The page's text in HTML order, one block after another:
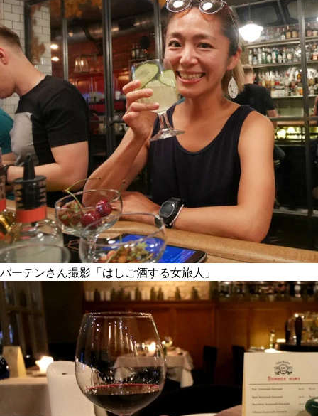
バーテンさん撮影「はしご酒する女旅人」